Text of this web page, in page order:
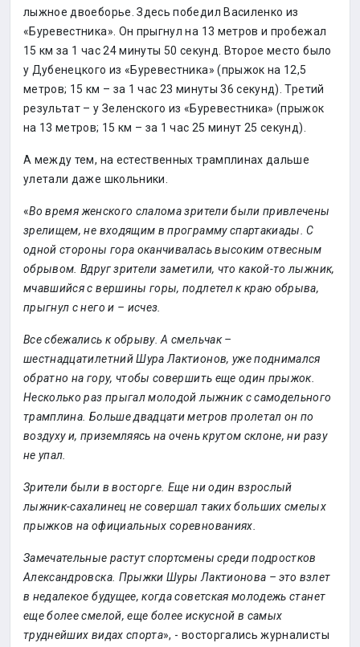
лыжное двоеборье. Здесь победил Василенко из
«Буревестника». Он прыгнул на 13 метров и пробежал
15 км за 1 час 24 минуты 50 секунд. Второе место было
у Дубенецкого из «Буревестника» (прыжок на 12,5
метров; 15 км – за 1 час 23 минуты 36 секунд). Третий
результат – у Зеленского из «Буревестника» (прыжок
на 13 метров; 15 км – за 1 час 25 минут 25 секунд).
А между тем, на естественных трамплинах дальше
улетали даже школьники.
«Во время женского слалома зрители были привлечены
зрелищем, не входящим в программу спартакиады. С
одной стороны гора оканчивалась высоким отвесным
обрывом. Вдруг зрители заметили, что какой-то лыжник,
мчавшийся с вершины горы, подлетел к краю обрыва,
прыгнул с него и – исчез.
Все сбежались к обрыву. А смельчак –
шестнадцатилетний Шура Лактионов, уже поднимался
обратно на гору, чтобы совершить еще один прыжок.
Несколько раз прыгал молодой лыжник с самодельного
трамплина. Больше двадцати метров пролетал он по
воздуху и, приземляясь на очень крутом склоне, ни разу
не упал.
Зрители были в восторге. Еще ни один взрослый
лыжник-сахалинец не совершал таких больших смелых
прыжков на официальных соревнованиях.
Замечательные растут спортсмены среди подростков
Александровска. Прыжки Шуры Лактионова – это взлет
в недалекое будущее, когда советская молодежь станет
еще более смелой, еще более искусной в самых
труднейших видах спорта», - восторгались журналисты